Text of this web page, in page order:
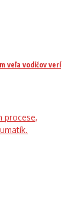
veľa vodičov verí